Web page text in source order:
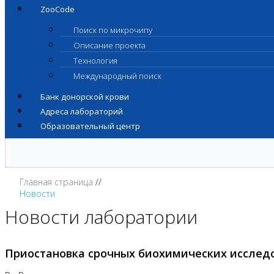
ZooCode
Поиск по микрочипу
Описание проекта
Технология
Международный поиск
Банк донорской крови
Адреса лабораторий
Образовательный центр
Главная страница
Новости
Новости лаборатории
Приостановка срочных биохимических